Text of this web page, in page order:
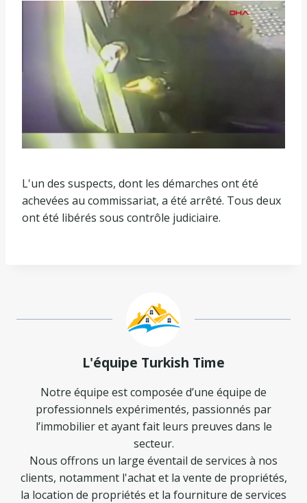
L'un des suspects, dont les démarches ont été
achevées au commissariat, a été arrêté. Tous deux
ont été libérés sous contrôle judiciaire.
L'équipe Turkish Time
Notre équipe est composée d’une équipe de
professionnels expérimentés, passionnés par
l’immobilier et ayant fait leurs preuves dans le
secteur.
Nous offrons un large éventail de services à nos
clients, notamment l'achat et la vente de propriétés,
la location de propriétés et la fourniture de services